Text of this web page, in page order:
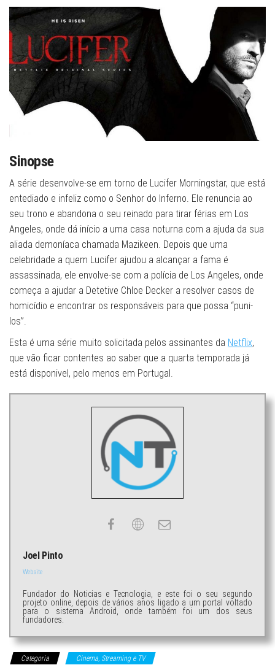
Sinopse
A série desenvolve-se em torno de Lucifer Morningstar, que está
entediado e infeliz como o Senhor do Inferno. Ele renuncia ao
seu trono e abandona o seu reinado para tirar férias em Los
Angeles, onde dá início a uma casa noturna com a ajuda da sua
aliada demoníaca chamada Mazikeen. Depois que uma
celebridade a quem Lucifer ajudou a alcançar a fama é
assassinada, ele envolve-se com a polícia de Los Angeles, onde
começa a ajudar a Detetive Chloe Decker a resolver casos de
homicídio e encontrar os responsáveis para que possa “puni-
los”.
Esta é uma série muito solicitada pelos assinantes da Netflix,
que vão ficar contentes ao saber que a quarta temporada já
está disponivel, pelo menos em Portugal.
Joel Pinto
Website
Fundador do Noticias e Tecnologia, e este foi o seu segundo
projeto online, depois de vários anos ligado a um portal voltado
para o sistema Android, onde também foi um dos seus
fundadores.
Categoria Cinema, Streaming e TV